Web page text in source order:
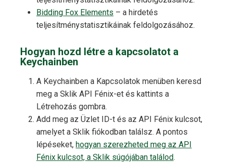
Bidding Fox Elements – a hirdetés
teljesítménystatisztikáinak feldolgozásához.
Hogyan hozd létre a kapcsolatot a
Keychainben
A Keychainben a Kapcsolatok menüben keresd
meg a Sklik API Fénix-et és kattints a
Létrehozás gombra.
Add meg az Üzlet ID-t és az API Fénix kulcsot,
amelyet a Sklik fiókodban találsz. A pontos
lépéseket, hogyan szerezheted meg az API
Fénix kulcsot, a Sklik súgójában találod.